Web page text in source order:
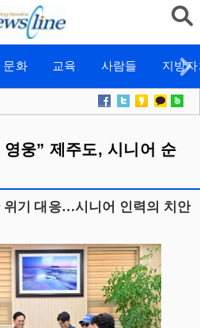
문화 교육 사람들 지방
웅” 제주도, 시니어 순
위기 대응…시니어 인력의 치안